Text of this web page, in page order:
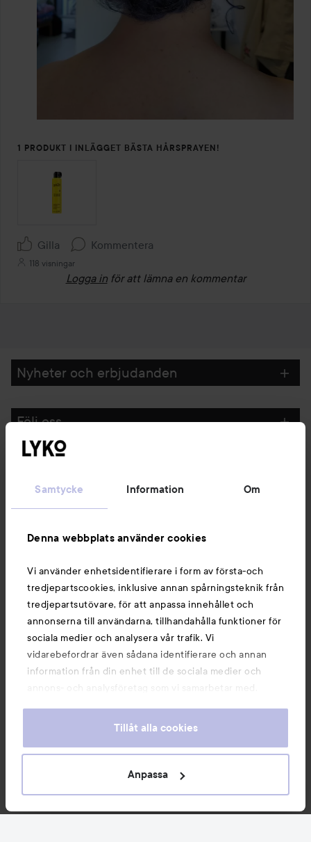
Samtycke Information Om
Denna webbplats använder cookies
Vi använder enhetsidentifierare i form av första-och
tredjepartscookies, inklusive annan spårningsteknik från
tredjepartsutövare, för att anpassa innehållet och
annonserna till användarna, tillhandahålla funktioner för
sociala medier och analysera vår trafik. Vi
vidarebefordrar även sådana identifierare och annan
information från din enhet till de sociala medier och
annons- och analysföretag som vi samarbetar med.
information som du har tillhandahållit eller som de har
våra cookies vid fortsatt användande av vår webbplats.
För information om hur du kan ändra inställningarna för
Tillåt alla cookies
Anpassa
1 PRODUKT I INLÄGGET BÄSTA HÅRSPRAYEN!
Gilla Kommentera
118 visningar
Logga in för att lämna en kommentar
Nyheter och erbjudanden
Följ oss
Du kanske också gillar